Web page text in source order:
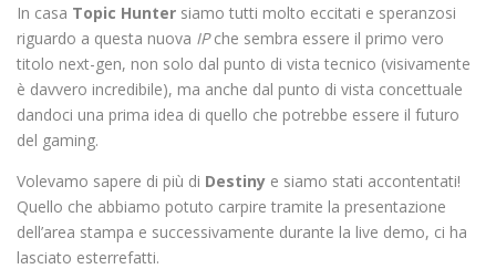
In casa Topic Hunter siamo tutti molto eccitati e speranzosi
riguardo a questa nuova IPche sembra essere il primo vero
titolo next-gen, non solo dal punto di vista tecnico (visivamente
è davvero incredibile), ma anche dal punto di vista concettuale
dandoci una prima idea di quello che potrebbe essere il futuro
del gaming.
Volevamo sapere di più di Destiny e siamo stati accontentati!
Quello che abbiamo potuto carpire tramite la presentazione
dell’area stampa e successivamente durante la live demo, ci ha
lasciato esterrefatti.